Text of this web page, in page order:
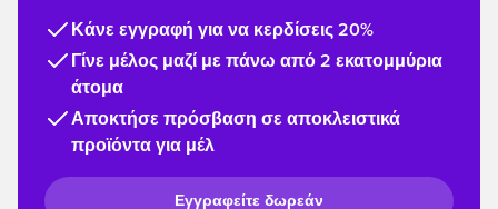
Κάνε εγγραφή για να κερδίσεις 20%
Γίνε μέλος μαζί με πάνω από 2 εκατομμύρια
άτομα
Αποκτήσε πρόσβαση σε αποκλειστικά
προϊόντα για μέλ
Εγγραφείτε δωρεάν